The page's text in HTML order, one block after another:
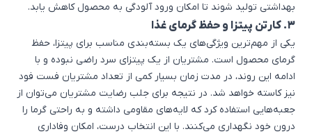
بهداشتی تولید شوند تا امکان ورود آلودگی به محصول کاهش یابد.
3. کارتن پیتزا و حفظ گرمای غذا
یکی از مهم‌ترین ویژگی‌های یک بسته‌بندی مناسب برای پیتزا، حفظ
گرمای محصول است. مشتریان از یک پیتزای سرد راضی نبوده و با
ادامه این روند، در مدت زمان بسیار کمی از تعداد مشتریان فست فود
نیز کاسته خواهد شد. در نتیجه برای جلب رضایت مشتریان می‌توان از
جعبه‌هایی استفاده کرد که لایه‌های مقاومی داشته و به راحتی گرما را
درون خود نگهداری می‌کنند. با این انتخاب درست، امکان وفاداری